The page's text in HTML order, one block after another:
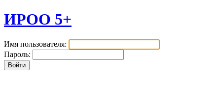
ИРОО 5+
Имя пользователя:
Пароль: